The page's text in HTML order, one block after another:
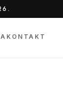
KONTAKT